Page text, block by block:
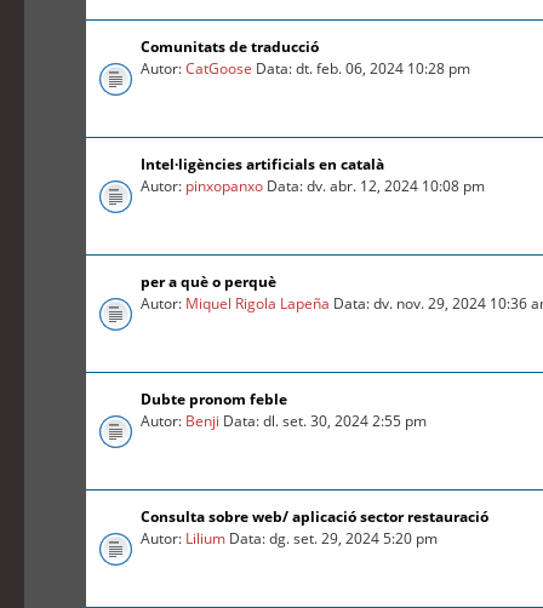
Comunitats de traducció
Autor:CatGoose Data: dt. feb. 06, 2024 10:28 pm
Intel·ligències artificials en català
Autor: pinxopanxo Data: dv. abr. 12, 2024 10:08 pm
per a què o perquè
Autor: Miquel Rigola Lapeña Data: dv. nov. 29, 2024 10:36
Dubte pronom feble
Autor: Benji Data: dl. set. 30, 2024 2:55 pm
Consulta sobre web/ aplicació sector restauració
Autor: Lilium Data: dg. set. 29, 2024 5:20 pm